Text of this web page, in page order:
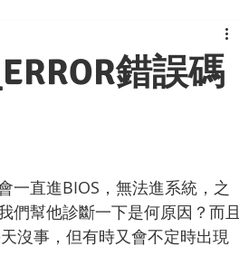
錯誤碼
一直進BIOS，無法進系統，之
們幫他診斷一下是何原因？而且
沒事，但有時又會不定時出現